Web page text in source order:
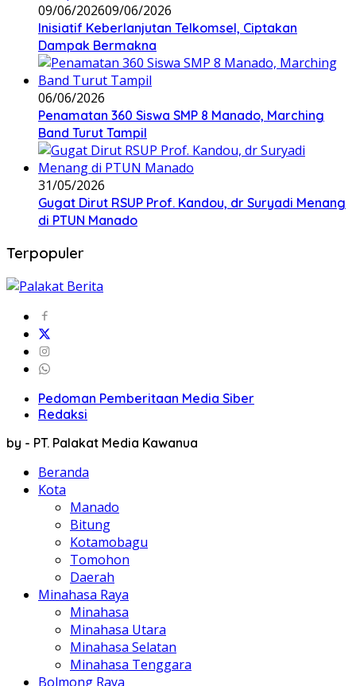
09/06/202609/06/2026
Inisiatif Keberlanjutan Telkomsel, Ciptakan
Dampak Bermakna
06/06/2026
Penamatan 360 Siswa SMP 8 Manado, Marching
Band Turut Tampil
31/05/2026
Gugat Dirut RSUP Prof. Kandou, dr Suryadi Menang
di PTUN Manado
Terpopuler
Pedoman Pemberitaan Media Siber
Redaksi
by - PT. Palakat Media Kawanua
Beranda
Kota
Manado
Bitung
Kotamobagu
Tomohon
Daerah
Minahasa Raya
Minahasa
Minahasa Utara
Minahasa Selatan
Minahasa Tenggara
Bolmong Raya